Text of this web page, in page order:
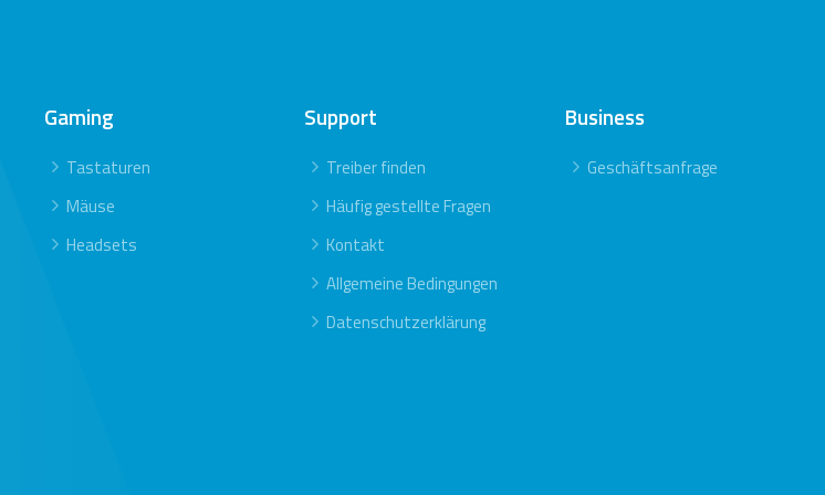
Gaming
Tastaturen
Mäuse
Headsets
Support
Treiber finden
Häufig gestellte Fragen
Kontakt
Allgemeine Bedingungen
Datenschutzerklärung
Business
Geschäftsanfrage